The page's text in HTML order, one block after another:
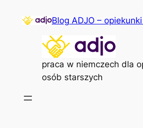
Blog ADJO –
praca w niemczech dla
osób starszych